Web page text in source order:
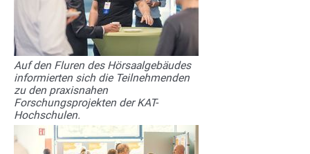
Auf den Fluren des Hörsaalgebäudes
informierten sich die Teilnehmenden
zu den praxisnahen
Forschungsprojekten der KAT-
Hochschulen.